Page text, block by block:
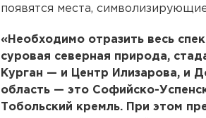
появятся места,
«Необходимо отразить весь
суровая северная природа,
Курган — и Центр Илизарова, и
область — это Софийско-
Тобольский кремль. При этом